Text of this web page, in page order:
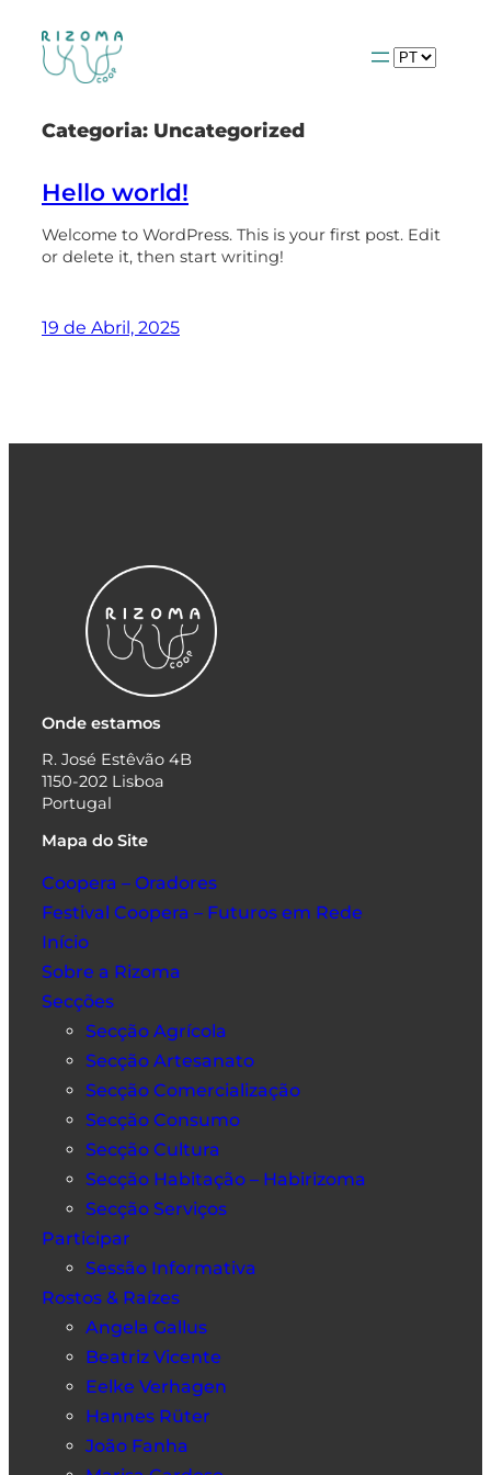
para
conteúdo
Escolha
Categoria: Uncategorized
Hello world!
Welcome to WordPress. This is your first post. Edit
or delete it, then start writing!
19 de Abril, 2025
Onde estamos
R. José Estêvão 4B
1150-202 Lisboa
Portugal
Mapa do Site
Coopera – Oradores
Festival Coopera – Futuros em Rede
Início
Sobre a Rizoma
Secções
Secção Agrícola
Secção Artesanato
Secção Comercialização
Secção Consumo
Secção Cultura
Secção Habitação – Habirizoma
Secção Serviços
Participar
Sessão Informativa
Rostos & Raízes
Angela Gallus
Beatriz Vicente
Eelke Verhagen
Hannes Rüter
João Fanha